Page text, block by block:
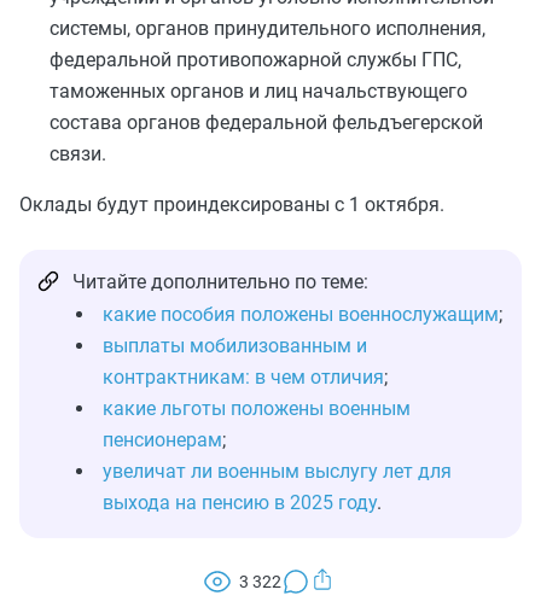
системы, органов принудительного исполнения,
федеральной противопожарной службы ГПС,
таможенных органов и лиц начальствующего
состава органов федеральной фельдъегерской
связи.
Оклады будут проиндексированы с 1 октября.
Читайте дополнительно по теме:
какие пособия положены военнослужащим;
выплаты мобилизованным и
контрактникам: в чем отличия;
какие льготы положены военным
пенсионерам;
увеличат ли военным выслугу лет для
выхода на пенсию в 2025 году.
3 322